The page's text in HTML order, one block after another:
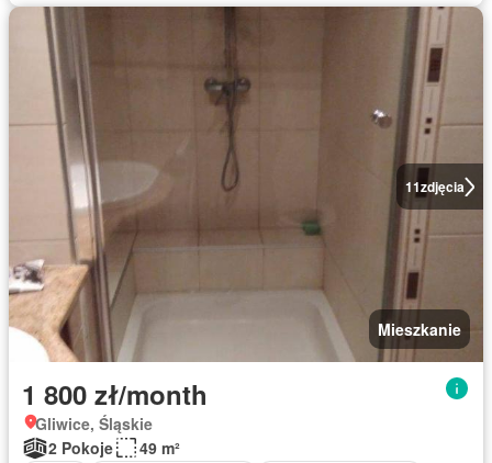
11zdjęcia
Mieszkanie
1 800 zł/month
Gliwice, Śląskie
2 Pokoje
49 m²